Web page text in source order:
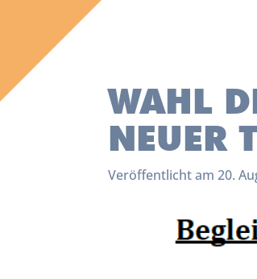
WAHL
NEUER
Veröffentlicht am 20.